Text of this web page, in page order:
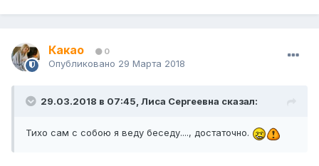
Какао 0
Опубликовано 29 Марта 2018
29.03.2018 в 07:45, Лиса Сергеевна сказал:
Тихо сам с собою я веду беседу...., достаточно.